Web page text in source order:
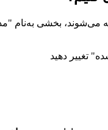
می‌شوند، بخشی به‌نام
تغییر دهید